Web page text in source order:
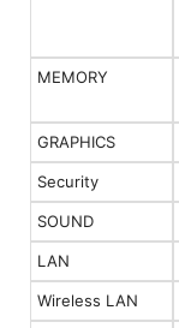
MEMORY
GRAPHICS
Security
SOUND
LAN
Wireless LAN